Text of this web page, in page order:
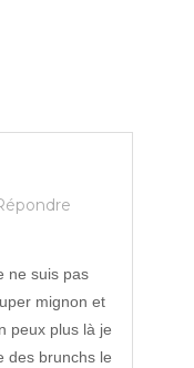
ne suis pas
mignon et
peux plus là je
des brunchs le